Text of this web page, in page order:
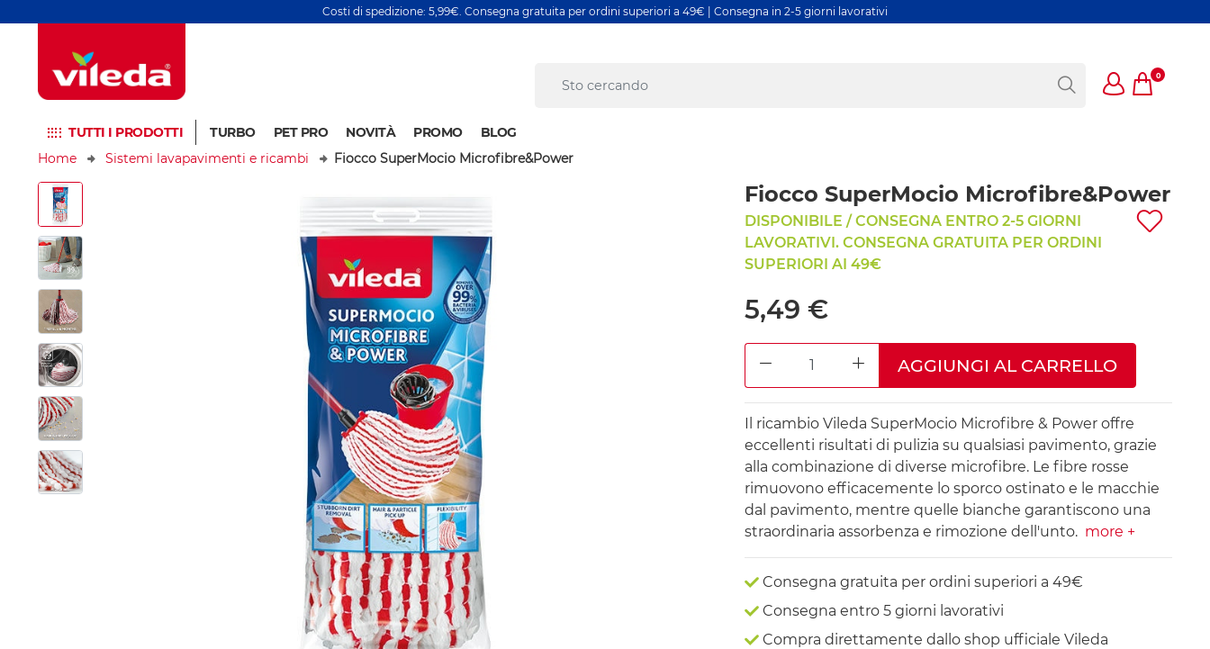
Costi di spedizione: 5,99€. Consegna gratuita per ordini superiori a 49€ | Consegna in 2-5 giorni lavorativi
0
TUTTI I PRODOTTI TURBO PET PRO NOVITÀ PROMO
BLOG
Home
Sistemi lavapavimenti e ricambi Fiocco SuperMocio Microfibre&Power
Fiocco SuperMocio Microfibre&Power
DISPONIBILE / CONSEGNA ENTRO 2-5 GIORNI
LAVORATIVI. CONSEGNA GRATUITA PER ORDINI
SUPERIORI AI 49€
5,49 €
DECREASE QUANTITYINCREASE QUANTITY
AGGIUNGI AL CARRELLO
Il ricambio Vileda SuperMocio Microfibre & Power offre
eccellenti risultati di pulizia su qualsiasi pavimento, grazie
alla combinazione di diverse microfibre. Le fibre rosse
rimuovono efficacemente lo sporco ostinato e le macchie
dal pavimento, mentre quelle bianche garantiscono una
straordinaria assorbenza e rimozione dell'unto. more +
Consegna gratuita per ordini superiori a 49€
Consegna entro 5 giorni lavorativi
Compra direttamente dallo shop ufficiale Vileda